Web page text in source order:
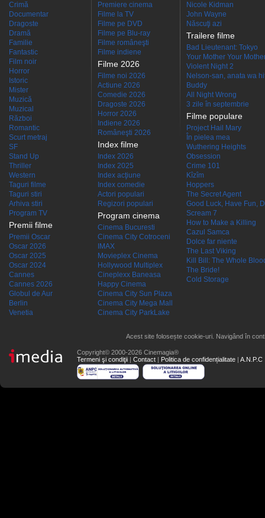
Crimă
Documentar
Dragoste
Dramă
Familie
Fantastic
Film noir
Horror
Istoric
Mister
Muzică
Muzical
Război
Romantic
Scurt metraj
SF
Stand Up
Thriller
Western
Taguri filme
Taguri stiri
Arhiva stiri
Program TV
Premii filme
Premii Oscar
Oscar 2026
Oscar 2025
Oscar 2024
Cannes
Cannes 2026
Globul de Aur
Berlin
Venetia
Premiere cinema
Filme la TV
Filme pe DVD
Filme pe Blu-ray
Filme româneşti
Filme indiene
Filme 2026
Filme noi 2026
Actiune 2026
Comedie 2026
Dragoste 2026
Horror 2026
Indiene 2026
Româneşti 2026
Index filme
Index 2026
Index 2025
Index acţiune
Index comedie
Actori populari
Regizori populari
Program cinema
Cinema Bucuresti
Cinema City Cotroceni
IMAX
Movieplex Cinema
Hollywood Multiplex
Cineplexx Baneasa
Happy Cinema
Cinema City Sun Plaza
Cinema City Mega Mall
Cinema City ParkLake
Nicole Kidman
John Wayne
Născuţi azi
Trailere filme
Bad Lieutenant: Tokyo
Your Mother Your
Violent Night 2
Nelson-san, anata wa
Buddy
All Night Wrong
3 zile în septembrie
Filme populare
Project Hail Mary
În pielea mea
Wuthering Heights
Obsession
Crime 101
Kîzîm
Hoppers
The Secret Agent
Good Luck, Have Fun,
Scream 7
How to Make a Killing
Cazul Samca
Dolce far niente
The Last Viking
Kill Bill: The Whole
The Bride!
Cold Storage
Acest site folosește cookie-uri. Navigând în
Copyright© 2000-2026 Cinemagia®
Termeni şi condiţii | Contact | Politica de confidențialitate | A.N.P.C